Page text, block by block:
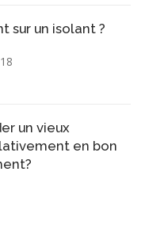
sur un isolant ?
un vieux
en bon